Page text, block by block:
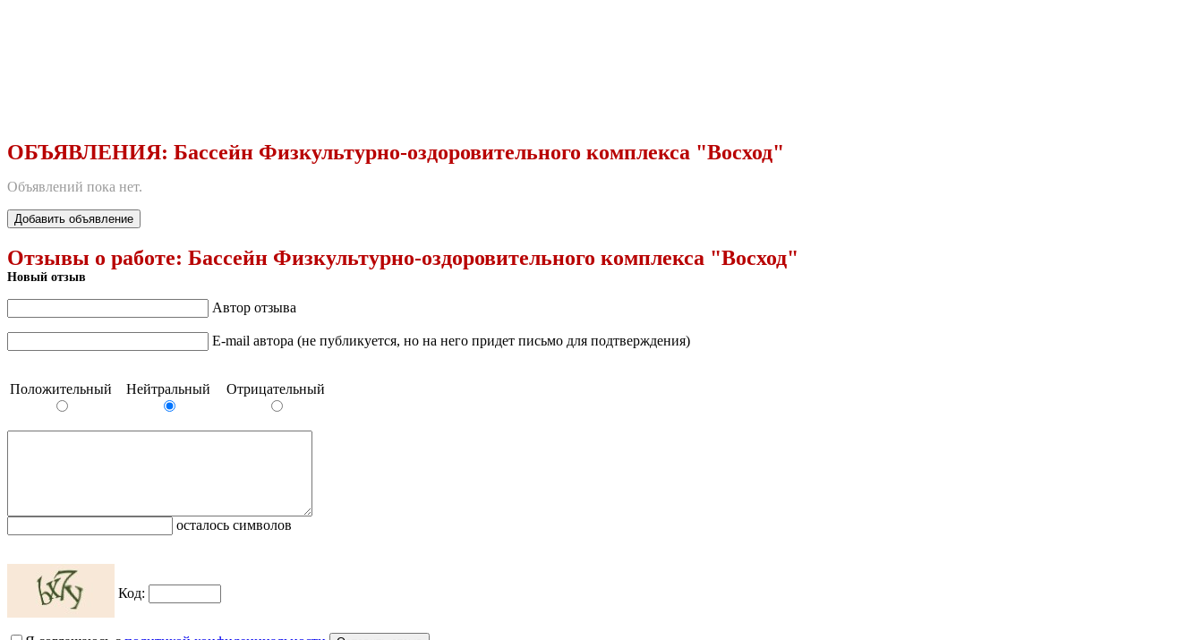
ОБЪЯВЛЕНИЯ: Бассейн Физкультурно-оздоровительного комплекса "Восход"
Объявлений пока нет.
Добавить объявление
Отзывы о работе: Бассейн Физкультурно-оздоровительного комплекса "Восход"
Новый отзыв
Автор отзыва
E-mail автора (не публикуется, но на него придет письмо для подтверждения)
Положительный Нейтральный Отрицательный
осталось символов
Код: